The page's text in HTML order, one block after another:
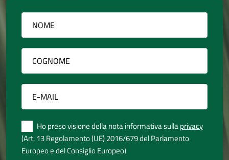
Ho preso visione della nota informativa sullaprivacy
(Art. 13 Regolamento (UE) 2016/679 del Parlamento
Europeo e del Consiglio Europeo)